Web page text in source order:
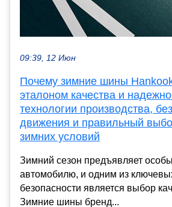
09:39, 12 Июн
Почему зимние шины
эталоном качества и
технологии производства,
движения и правильный
зимних условий
Зимний сезон предъявляет
автомобилю, и одним из
безопасности является выбор
Зимние шины бренд...